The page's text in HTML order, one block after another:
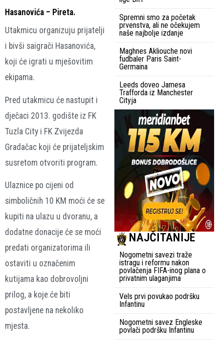
Hasanovića – Pireta.
Utakmicu organizuju prijatelji
i bivši saigrači Hasanovića,
koji će igrati u mješovitim
ekipama.
Pred utakmicu će nastupit i
dječaci 2013. godište iz FK
Tuzla City i FK Zvijezda
Gradačac koji će prijateljskim
susretom otvoriti program.
Ulaznice po cijeni od
simboličnih 10 KM moći će se
kupiti na ulazu u dvoranu, a
dodatne donacije će se moći
predati organizatorima ili
ostaviti u označenim
kutijama kao dobrovoljni
prilog, a koje će biti
postavljene na nekoliko
mjesta.
Spremni smo za početak
prvenstva, ali ne očekujem
naše najbolje izdanje
Maghnes Akliouche novi
fudbaler Paris Saint-
Germaina
Leeds doveo Jamesa
Trafforda iz Manchester
Cityja
NAJČITANIJE
Nogometni savezi traže
istragu i reformu nakon
povlačenja FIFA-inog plana o
privatnim ulaganjima
Vels prvi povukao podršku
Infantinu
Nogometni savez Engleske
povlači podršku Infantinu